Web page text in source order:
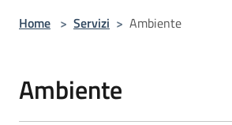
Home > Servizi > Ambiente
Ambiente